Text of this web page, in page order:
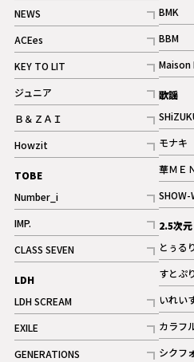
記事
NEWS
記事
ACEes
記事
KEY TO LIT
記事
ジュニア
記事
Ｂ＆ＺＡＩ
記事
Howzit
記事
TOBE
Number_i
記事
IMP.
記事
CLASS SEVEN
記事
LDH
LDH SCREAM
記事
EXILE
記事
GENERATIONS
BMK
BBM
ギ
Maison
歌謡
モナキ
華ＭＥ
SHOW-
2.5次元
とぅる
すとぷ
いれい
ギ
カラフ
シクフ